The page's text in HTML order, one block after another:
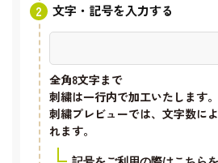
文字・記号を入力する
全角8文字まで
刺繍は一行内で加工いたします。
刺繍プレビューでは、文字数に
れます。